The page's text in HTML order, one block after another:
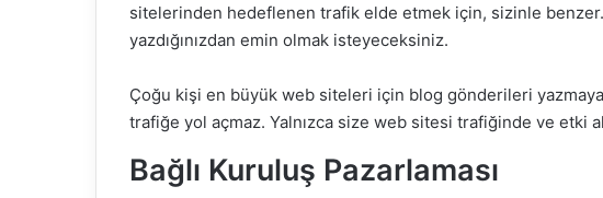
sitelerinden hedeflenen trafik elde etmek için, sizinle
yazdığınızdan emin olmak isteyeceksiniz.
Çoğu kişi en büyük web siteleri için blog gönderileri
trafiğe yol açmaz. Yalnızca size web sitesi trafiğinde ve etki
Bağlı Kuruluş Pazarlaması